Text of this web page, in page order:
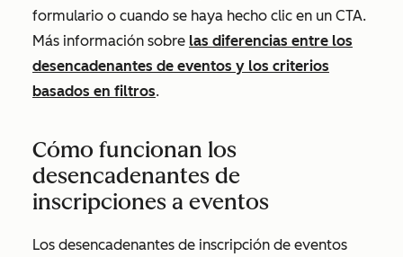
formulario o cuando se haya hecho clic en un CTA.
Más información sobre las diferencias entre los
desencadenantes de eventos y los criterios
basados en filtros.
Cómo funcionan los
desencadenantes de
inscripciones a eventos
Los desencadenantes de inscripción de eventos